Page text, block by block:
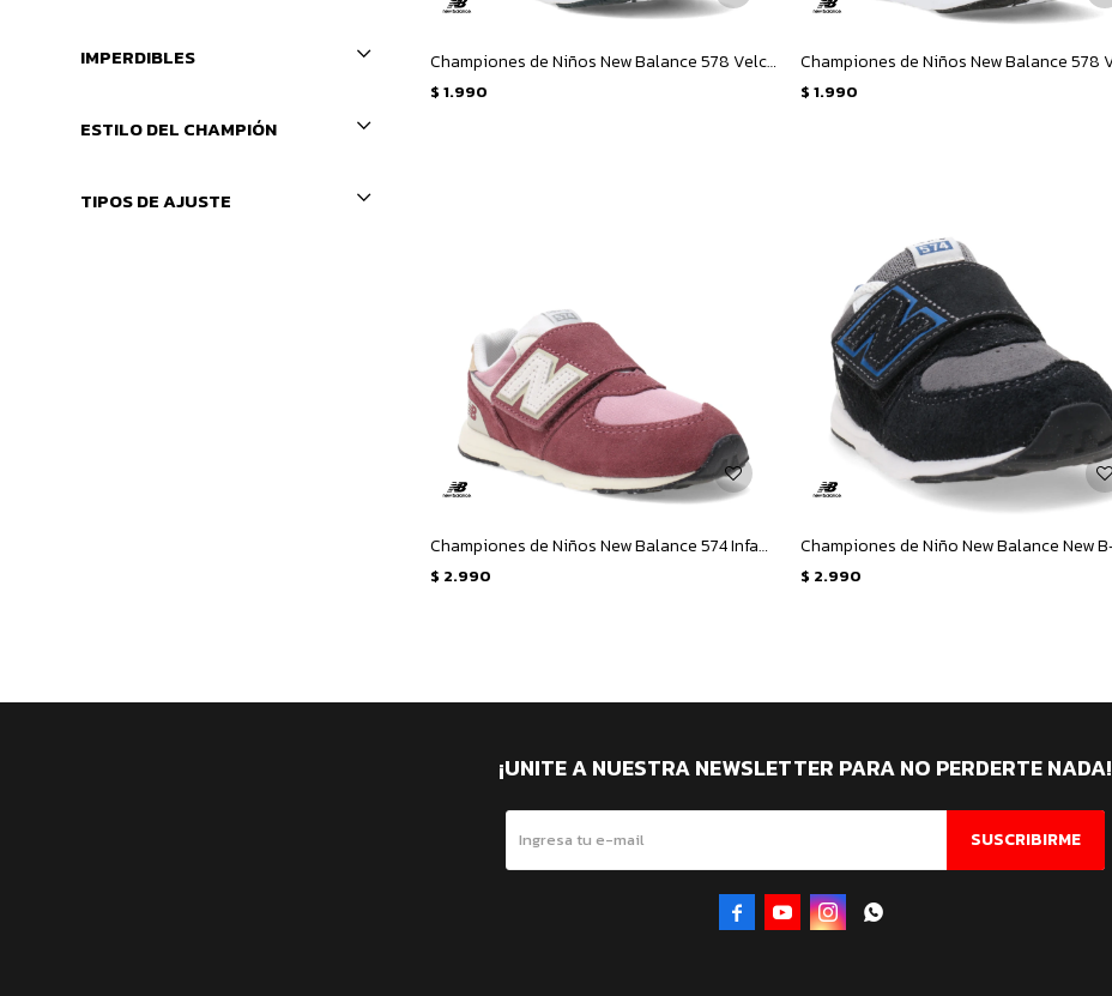
Championes de Niños New Balance 578 Velcro Infantil - Lila - Azul Marino
$ 1.990 $ 1.990
Championes de Niños New Balance 574 Infantil - Rojo - Rosado
$ 2.990 $ 2.990
IMPERDIBLES
ESTILO DEL CHAMPIÓN
TIPOS DE AJUSTE
¡UNITE A NUESTRA NEWSLETTER PARA NO PERDERTE NADA!
SUSCRIBIRME
   